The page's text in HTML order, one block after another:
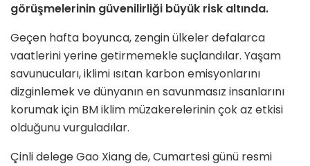
görüşmelerinin güvenilirliği büyük risk altında.
Geçen hafta boyunca, zengin ülkeler defalarca
vaatlerini yerine getirmemekle suçlandılar. Yaşam
savunucuları, iklimi ısıtan karbon emisyonlarını
dizginlemek ve dünyanın en savunmasız insanlarını
korumak için BM iklim müzakerelerinin çok az etkisi
olduğunu vurguladılar.
Çinli delege Gao Xiang de, Cumartesi günü resmi